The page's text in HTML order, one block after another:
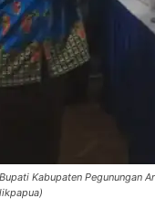
Kabupaten Pegunungan